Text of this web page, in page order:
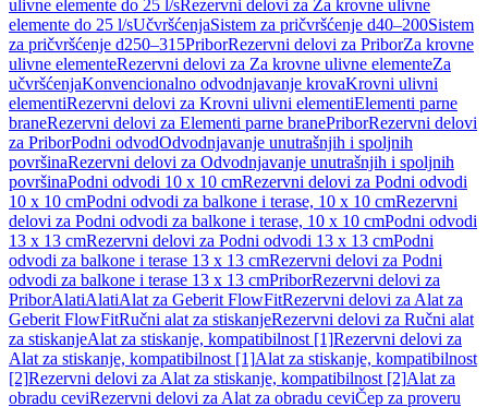
ulivne elemente do 25 l/sRezervni delovi za Za krovne ulivne
elemente do 25 l/sUčvršćenjaSistem za pričvršćenje d40–200Sistem
za pričvršćenje d250–315PriborRezervni delovi za PriborZa krovne
ulivne elementeRezervni delovi za Za krovne ulivne elementeZa
učvršćenjaKonvencionalno odvodnjavanje krovaKrovni ulivni
elementiRezervni delovi za Krovni ulivni elementiElementi parne
braneRezervni delovi za Elementi parne branePriborRezervni delovi
za PriborPodni odvodOdvodnjavanje unutrašnjih i spoljnih
površinaRezervni delovi za Odvodnjavanje unutrašnjih i spoljnih
površinaPodni odvodi 10 x 10 cmRezervni delovi za Podni odvodi
10 x 10 cmPodni odvodi za balkone i terase, 10 x 10 cmRezervni
delovi za Podni odvodi za balkone i terase, 10 x 10 cmPodni odvodi
13 x 13 cmRezervni delovi za Podni odvodi 13 x 13 cmPodni
odvodi za balkone i terase 13 x 13 cmRezervni delovi za Podni
odvodi za balkone i terase 13 x 13 cmPriborRezervni delovi za
PriborAlatiAlatiAlat za Geberit FlowFitRezervni delovi za Alat za
Geberit FlowFitRučni alat za stiskanjeRezervni delovi za Ručni alat
za stiskanjeAlat za stiskanje, kompatibilnost [1]Rezervni delovi za
Alat za stiskanje, kompatibilnost [1]Alat za stiskanje, kompatibilnost
[2]Rezervni delovi za Alat za stiskanje, kompatibilnost [2]Alat za
obradu ceviRezervni delovi za Alat za obradu ceviČep za proveru